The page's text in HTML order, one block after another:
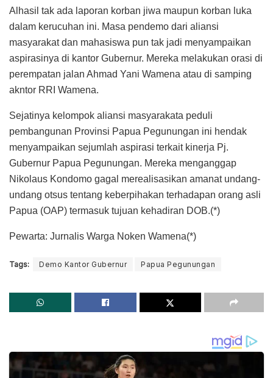
Alhasil tak ada laporan korban jiwa maupun korban luka
dalam kerucuhan ini. Masa pendemo dari aliansi
masyarakat dan mahasiswa pun tak jadi menyampaikan
aspirasinya di kantor Gubernur. Mereka melakukan orasi di
perempatan jalan Ahmad Yani Wamena atau di samping
akntor RRI Wamena.
Sejatinya kelompok aliansi masyarakata peduli
pembangunan Provinsi Papua Pegunungan ini hendak
menyampaikan sejumlah aspirasi terkait kinerja Pj.
Gubernur Papua Pegunungan. Mereka menganggap
Nikolaus Kondomo gagal merealisasikan amanat undang-
undang otsus tentang keberpihakan terhadapan orang asli
Papua (OAP) termasuk tujuan kehadiran DOB.(*)
Pewarta: Jurnalis Warga Noken Wamena(*)
Tags: Demo Kantor Gubernur Papua Pegunungan